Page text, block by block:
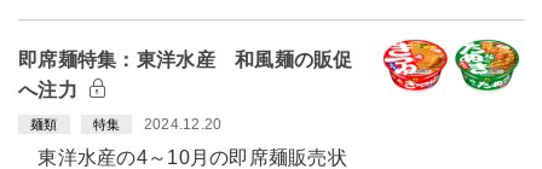
即席麺特集：東洋水産 和風麺の販促
へ注力
麺類 特集 2024.12.20
東洋水産の4～10月の即席麺販売状